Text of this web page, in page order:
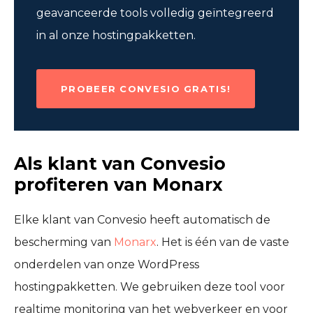
geavanceerde tools volledig geïntegreerd
in al onze hostingpakketten.
PROBEER CONVESIO GRATIS!
Als klant van Convesio
profiteren van Monarx
Elke klant van Convesio heeft automatisch de
bescherming van Monarx. Het is één van de vaste
onderdelen van onze WordPress
hostingpakketten. We gebruiken deze tool voor
realtime monitoring van het webverkeer en voor